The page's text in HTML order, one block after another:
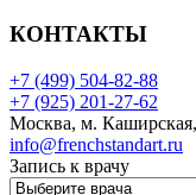
КОНТАКТЫ
+7 (499) 504-82-88
+7 (925) 201-27-62
Москва, м.
info@frenchstandart.ru
Запись к врачу